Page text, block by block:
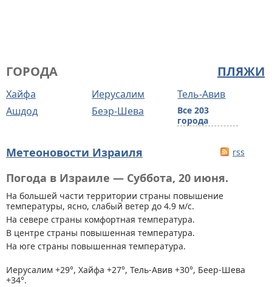
ПЛЯЖИ
ГОРОДА
Хайфа Иерусалим
Тель-Авив
Ашдод
Беэр-Шева
Все 203
города
Метеоновости Израиля rss
Погода в Израиле — Суббота, 20 июня.
На большей части территории страны повышение
температуры, ясно, слабый ветер до 4.9 м/с.
На севере страны комфортная температура.
В центре страны повышенная температура.
На юге страны повышенная температура.
Иерусалим +29°, Хайфа +27°, Тель-Авив +30°, Беер-Шева
+34°.